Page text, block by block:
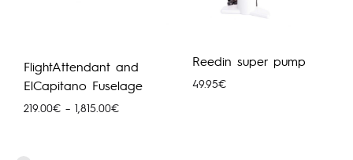
FlightAttendant and
ElCapitano Fuselage
219.00€ – 1,815.00€Price
Reedin super pump
49.95€